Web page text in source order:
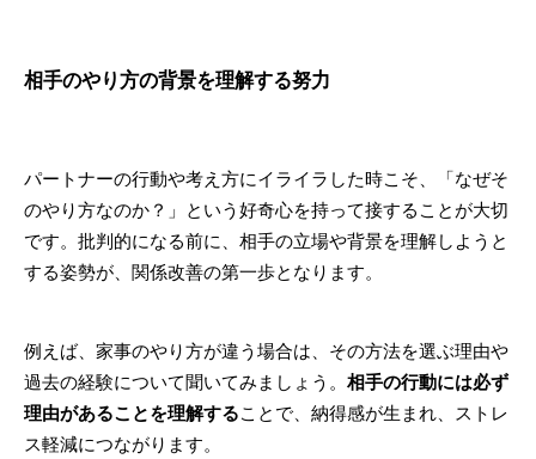
相手のやり方の背景を理解する努力
パートナーの行動や考え方にイライラした時こそ、「なぜそ
のやり方なのか？」という好奇心を持って接することが大切
です。批判的になる前に、相手の立場や背景を理解しようと
する姿勢が、関係改善の第一歩となります。
例えば、家事のやり方が違う場合は、その方法を選ぶ理由や
過去の経験について聞いてみましょう。 相手の行動には必ず
理由があることを理解することで、納得感が生まれ、ストレ
ス軽減につながります。